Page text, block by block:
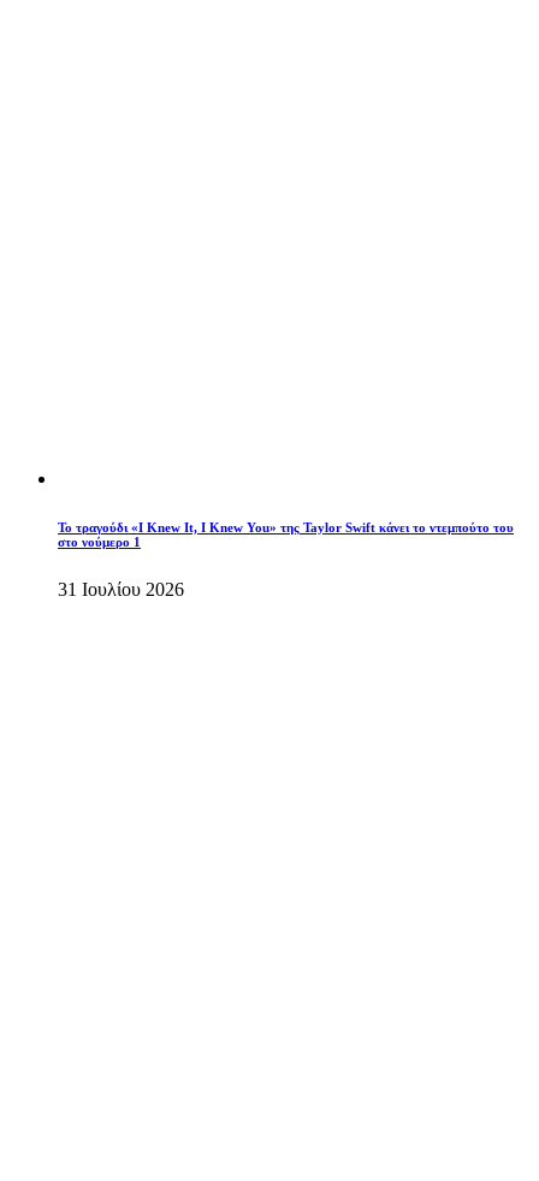
Το τραγούδι «I Knew It, I Knew You» της Taylor Swift κάνει το ντεμπούτο του
στο νούμερο 1
31 Ιουλίου 2026